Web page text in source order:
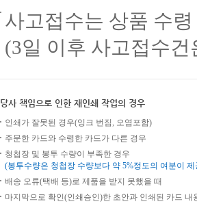
사고접수는 상품 수
(3일 이후 사고접수
당사 책임으로 인한 재인쇄 작업의 경우
인쇄가 잘못된 경우(잉크 번짐, 오염포함)
주문한 카드와 수령한 카드가 다른 경우
청첩장 및 봉투 수량이 부족한 경우
(봉투수량은 청첩장 수량보다 약 5%정도의 여분이
배송 오류(택배 등)로 제품을 받지 못했을 때
마지막으로 확인(인쇄승인)한 초안과 인쇄된 카드 내